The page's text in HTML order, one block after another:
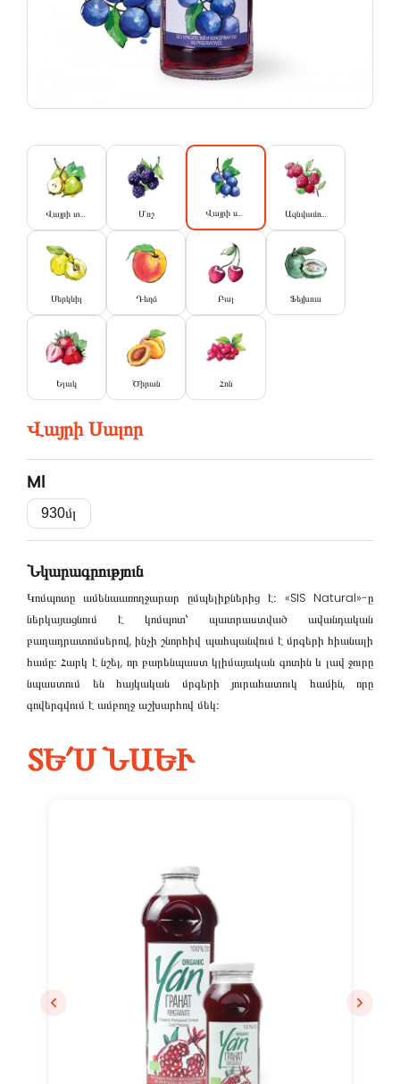
Էլ․հասցե
Գաղտնաբառ
Remember me
Մուտք
Վայրի տանձ Մոշ Վայրի սալոր Ազնվամորի
Սերկևիլ Դեղձ Բալ Ֆեյխոա
Ելակ Ծիրան Հոն
Վայրի Սալոր
Ml
930մլ
Նկարագրություն
Կոմպոտը ամենաառողջարար ըմպելիքներից է։ «SIS Natural»-ը
ներկայացնում է կոմպոտ՝ պատրաստված ավանդական
բաղադրատոմսերով, ինչի շնորհիվ պահպանվում է մրգերի հիանալի
համը։ Հարկ է նշել, որ բարենպաստ կլիմայական գոտին և լավ ջուրը
նպաստում են հայկական մրգերի յուրահատուկ համին, որը
գովերգվում է ամբողջ աշխարհով մեկ։
ՏԵ՛Ս ՆԱԵՒ